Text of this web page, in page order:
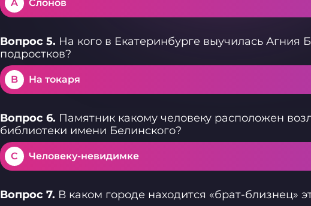
A Слонов
Вопрос 5. На кого в Екатеринбурге выучилась Агния
подростков?
B На токаря
Вопрос 6. Памятник какому человеку расположен
библиотеки имени Белинского?
C Человеку-невидимке
Вопрос 7. В каком городе находится «брат-близнец»